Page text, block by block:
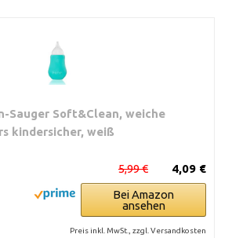
Sauger Soft&Clean, weiche
kindersicher, weiß
4,09 €
5,99 €
Bei Amazon
ansehen
Preis inkl. MwSt., zzgl. Versandkosten